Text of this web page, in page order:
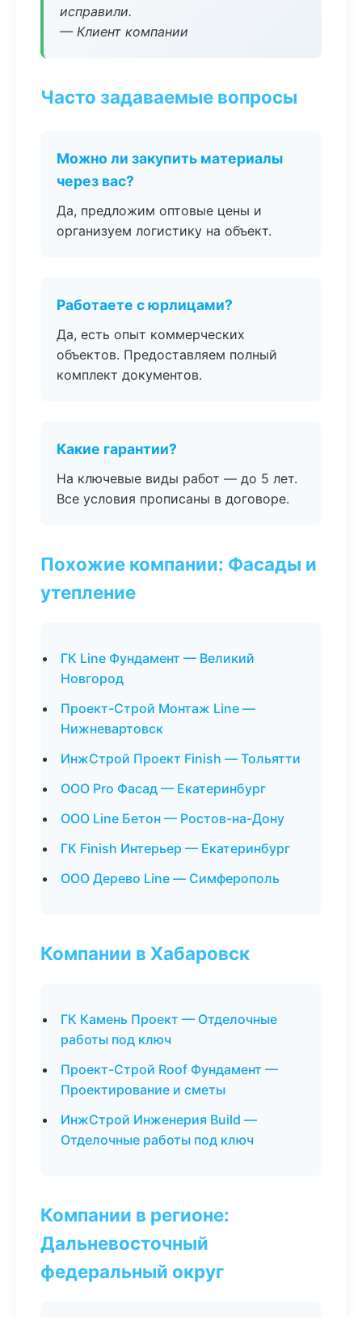
исправили.
— Клиент компании
Часто задаваемые вопросы
Можно ли закупить материалы
через вас?
Да, предложим оптовые цены и
организуем логистику на объект.
Работаете с юрлицами?
Да, есть опыт коммерческих
объектов. Предоставляем полный
комплект документов.
Какие гарантии?
На ключевые виды работ — до 5 лет.
Все условия прописаны в договоре.
Похожие компании: Фасады и
утепление
ГК Line Фундамент — Великий
Новгород
Проект-Строй Монтаж Line —
Нижневартовск
ИнжСтрой Проект Finish — Тольятти
ООО Pro Фасад — Екатеринбург
ООО Line Бетон — Ростов-на-Дону
ГК Finish Интерьер — Екатеринбург
ООО Дерево Line — Симферополь
Компании в Хабаровск
ГК Камень Проект — Отделочные
работы под ключ
Проект-Строй Roof Фундамент —
Проектирование и сметы
ИнжСтрой Инженерия Build —
Отделочные работы под ключ
Компании в регионе:
Дальневосточный
федеральный округ